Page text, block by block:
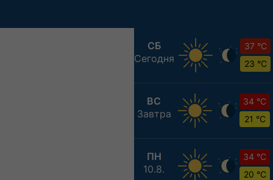
СБ
Сегодня
37 °C
23 °C
ВС
Завтра
34 °C
21 °C
ПН
10.8.
34 °C
20 °C